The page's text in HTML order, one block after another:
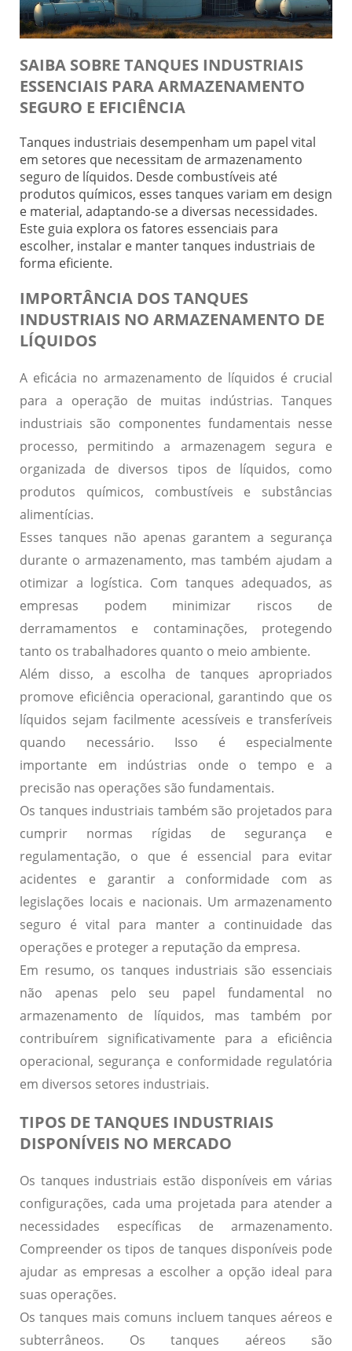
SAIBA SOBRE TANQUES INDUSTRIAIS
ESSENCIAIS PARA ARMAZENAMENTO
SEGURO E EFICIÊNCIA
Tanques industriais desempenham um papel vital
em setores que necessitam de armazenamento
seguro de líquidos. Desde combustíveis até
produtos químicos, esses tanques variam em design
e material, adaptando-se a diversas necessidades.
Este guia explora os fatores essenciais para
escolher, instalar e manter tanques industriais de
forma eficiente.
IMPORTÂNCIA DOS TANQUES
INDUSTRIAIS NO ARMAZENAMENTO DE
LÍQUIDOS
A eficácia no armazenamento de líquidos é crucial
para a operação de muitas indústrias. Tanques
industriais são componentes fundamentais nesse
processo, permitindo a armazenagem segura e
organizada de diversos tipos de líquidos, como
produtos químicos, combustíveis e substâncias
alimentícias.
Esses tanques não apenas garantem a segurança
durante o armazenamento, mas também ajudam a
otimizar a logística. Com tanques adequados, as
empresas podem minimizar riscos de
derramamentos e contaminações, protegendo
tanto os trabalhadores quanto o meio ambiente.
Além disso, a escolha de tanques apropriados
promove eficiência operacional, garantindo que os
líquidos sejam facilmente acessíveis e transferíveis
quando necessário. Isso é especialmente
importante em indústrias onde o tempo e a
precisão nas operações são fundamentais.
Os tanques industriais também são projetados para
cumprir normas rígidas de segurança e
regulamentação, o que é essencial para evitar
acidentes e garantir a conformidade com as
legislações locais e nacionais. Um armazenamento
seguro é vital para manter a continuidade das
operações e proteger a reputação da empresa.
Em resumo, os tanques industriais são essenciais
não apenas pelo seu papel fundamental no
armazenamento de líquidos, mas também por
contribuírem significativamente para a eficiência
operacional, segurança e conformidade regulatória
em diversos setores industriais.
TIPOS DE TANQUES INDUSTRIAIS
DISPONÍVEIS NO MERCADO
Os tanques industriais estão disponíveis em várias
configurações, cada uma projetada para atender a
necessidades específicas de armazenamento.
Compreender os tipos de tanques disponíveis pode
ajudar as empresas a escolher a opção ideal para
suas operações.
Os tanques mais comuns incluem tanques aéreos e
subterrâneos. Os tanques aéreos são